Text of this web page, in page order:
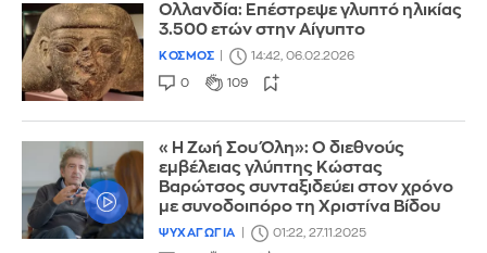
Ολλανδία: Επέστρεψε γλυπτό ηλικίας
3.500 ετών στην Αίγυπτο
ΚΟΣΜΟΣ 14:42, 06.02.2026
0 109
«Η Ζωή Σου Όλη»: Ο διεθνούς
εμβέλειας γλύπτης Κώστας
Βαρώτσος συνταξιδεύει στον χρόνο
με συνοδοιπόρο τη Χριστίνα Βίδου
ΨΥΧΑΓΩΓΙΑ 01:22, 27.11.2025